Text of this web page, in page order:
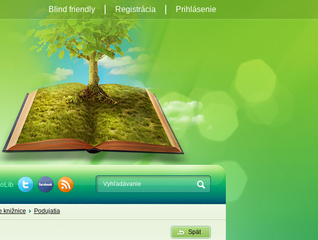
Registrácia Prihlásenie
Blind friendly
knižnice Podujatia
Spät